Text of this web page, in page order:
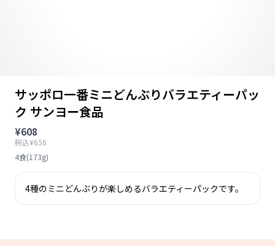
サッポロ一番ミニどんぶりバラエティーパッ
ク サンヨー食品
¥608
税込¥656
4食(173g)
4種のミニどんぶりが楽しめるバラエティーパックです。